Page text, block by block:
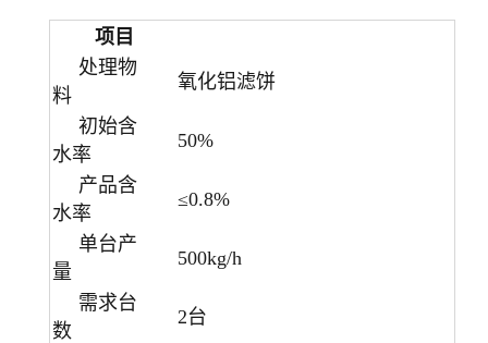
项目
处理物
料
氧化铝滤饼
初始含
水率
50%
产品含
水率
≤0.8%
单台产
量
500kg/h
需求台
数
2台